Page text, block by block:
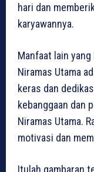
hari dan
karyawannya.
Manfaat lain
Niramas Utama
keras dan
kebanggaan dan
Niramas Utama.
motivasi dan
Itulah gambaran